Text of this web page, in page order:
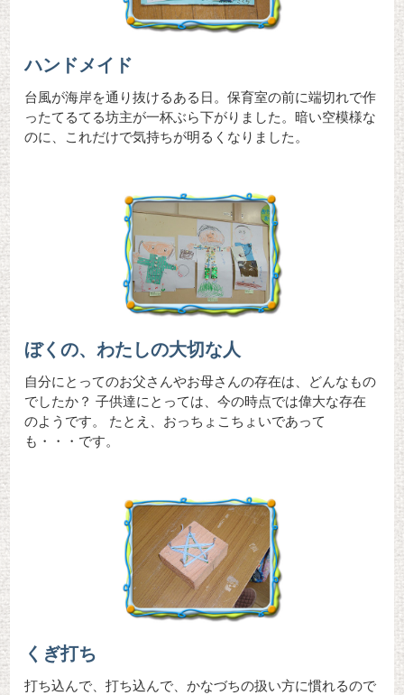
ハンドメイド
台風が海岸を通り抜けるある日。保育室の前に端切れで作
ったてるてる坊主が一杯ぶら下がりました。暗い空模様な
のに、これだけで気持ちが明るくなりました。
ぼくの、わたしの大切な人
自分にとってのお父さんやお母さんの存在は、どんなもの
でしたか？ 子供達にとっては、今の時点では偉大な存在
のようです。 たとえ、おっちょこちょいであって
も・・・です。
くぎ打ち
打ち込んで、打ち込んで、かなづちの扱い方に慣れるので